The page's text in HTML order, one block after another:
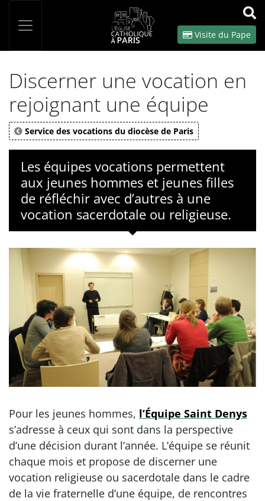
OK
Visite du Pape
Discerner une vocation en
rejoignant une équipe
Service des vocations du diocèse de Paris
Les équipes vocations permettent
aux jeunes hommes et jeunes filles
de réfléchir avec d’autres à une
vocation sacerdotale ou religieuse.
Pour les jeunes hommes, l’Équipe Saint Denys
s’adresse à ceux qui sont dans la perspective
d’une décision durant l’année. Lʼéquipe se réunit
chaque mois et propose de discerner une
vocation religieuse ou sacerdotale dans le cadre
de la vie fraternelle dʼune équipe, de rencontres
Panneau de gestion des cookies